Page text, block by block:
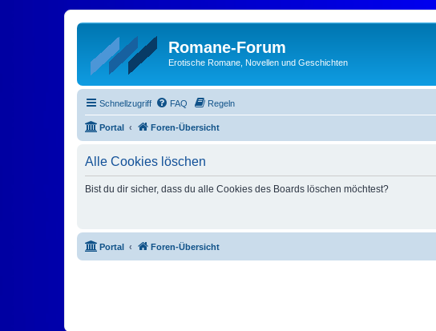
Romane-Forum
Erotische Romane, Novellen und Geschichten
Schnellzugriff FAQ Regeln
Portal Foren-Übersicht
Alle Cookies löschen
Bist du dir sicher, dass du alle Cookies des Boards löschen möchtest?
Portal Foren-Übersicht